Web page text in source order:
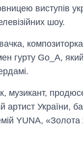
виступів
шоу.
гурту Go_A,
музикант,
України,
YUNA,